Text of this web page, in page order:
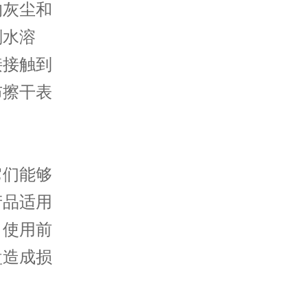
尘和
溶
触到
干表
能够
适用
用前
成损